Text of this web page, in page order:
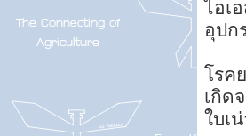
ไอเ
อุปก
โรค
เกิด
ใบเ